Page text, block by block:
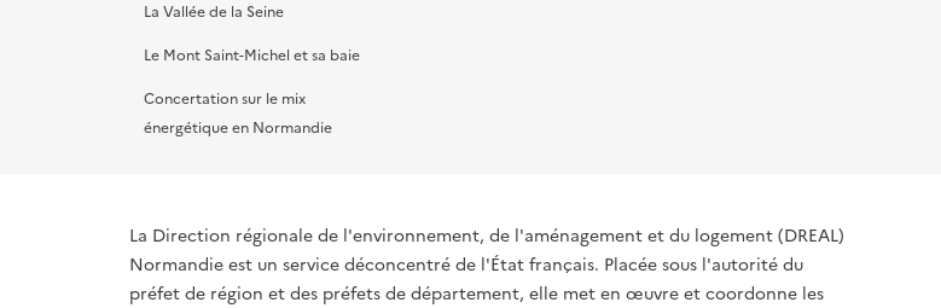
La Vallée de la Seine
Le Mont Saint-Michel et sa baie
Concertation sur le mix
énergétique en Normandie
La Direction régionale de l'environnement, de l'aménagement et du logement (DREAL)
Normandie est un service déconcentré de l'État français. Placée sous l'autorité du
préfet de région et des préfets de département, elle met en œuvre et coordonne les